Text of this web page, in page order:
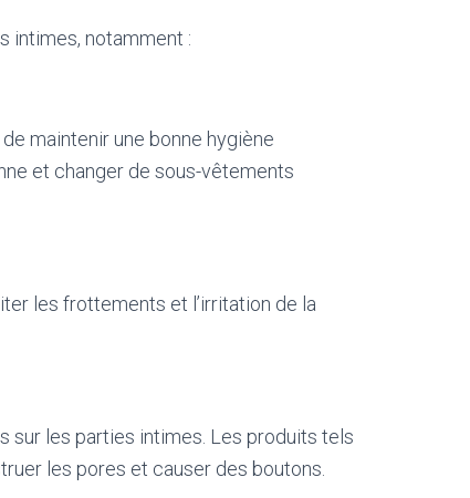
intimes, notamment :
maintenir une bonne hygiène
et changer de sous-vêtements
les frottements et l’irritation de la
sur les parties intimes. Les produits tels
les pores et causer des boutons.